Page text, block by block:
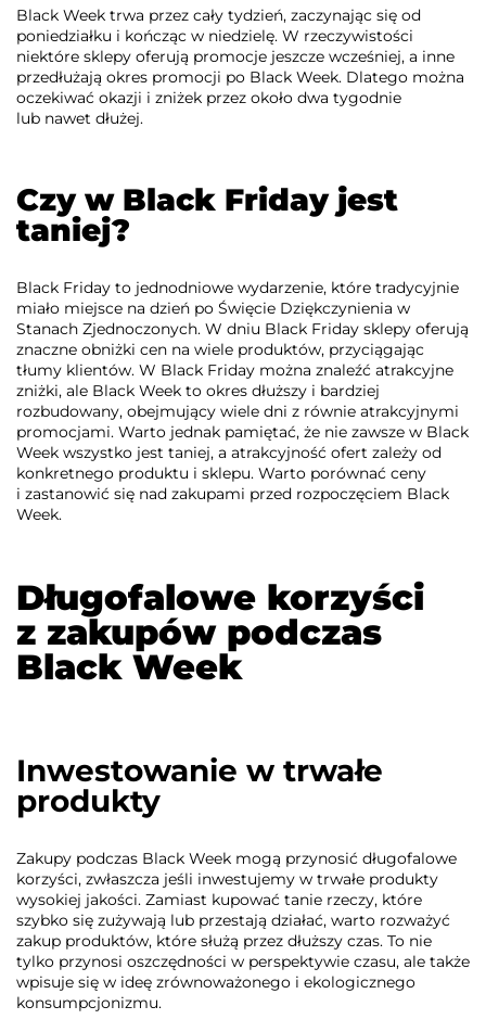
Black Week trwa przez cały tydzień, zaczynając się od
poniedziałku i kończąc w niedzielę. W rzeczywistości
niektóre sklepy oferują promocje jeszcze wcześniej, a inne
przedłużają okres promocji po Black Week. Dlatego można
oczekiwać okazji i zniżek przez około dwa tygodnie
lub nawet dłużej.
Czy w Black Friday jest
taniej?
Black Friday to jednodniowe wydarzenie, które tradycyjnie
miało miejsce na dzień po Święcie Dziękczynienia w
Stanach Zjednoczonych. W dniu Black Friday sklepy oferują
znaczne obniżki cen na wiele produktów, przyciągając
tłumy klientów. W Black Friday można znaleźć atrakcyjne
zniżki, ale Black Week to okres dłuższy i bardziej
rozbudowany, obejmujący wiele dni z równie atrakcyjnymi
promocjami. Warto jednak pamiętać, że nie zawsze w Black
Week wszystko jest taniej, a atrakcyjność ofert zależy od
konkretnego produktu i sklepu. Warto porównać ceny
i zastanowić się nad zakupami przed rozpoczęciem Black
Week.
Długofalowe korzyści
z zakupów podczas
Black Week
Inwestowanie w trwałe
produkty
Zakupy podczas Black Week mogą przynosić długofalowe
korzyści, zwłaszcza jeśli inwestujemy w trwałe produkty
wysokiej jakości. Zamiast kupować tanie rzeczy, które
szybko się zużywają lub przestają działać, warto rozważyć
zakup produktów, które służą przez dłuższy czas. To nie
tylko przynosi oszczędności w perspektywie czasu, ale także
wpisuje się w ideę zrównoważonego i ekologicznego
konsumpcjonizmu.